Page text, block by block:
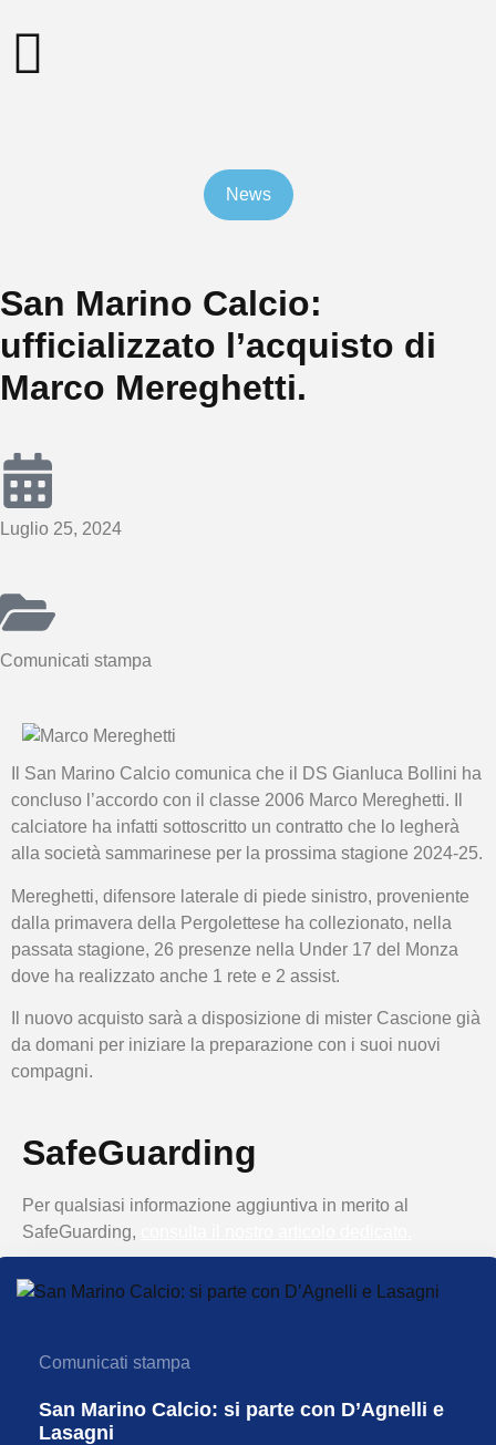
News
San Marino Calcio:
ufficializzato l’acquisto di
Marco Mereghetti.
Luglio 25, 2024
Comunicati stampa
Il San Marino Calcio comunica che il DS Gianluca Bollini ha
concluso l’accordo con il classe 2006 Marco Mereghetti. Il
calciatore ha infatti sottoscritto un contratto che lo legherà
alla società sammarinese per la prossima stagione 2024-25.
Mereghetti, difensore laterale di piede sinistro, proveniente
dalla primavera della Pergolettese ha collezionato, nella
passata stagione, 26 presenze nella Under 17 del Monza
dove ha realizzato anche 1 rete e 2 assist.
Il nuovo acquisto sarà a disposizione di mister Cascione già
da domani per iniziare la preparazione con i suoi nuovi
compagni.
SafeGuarding
Per qualsiasi informazione aggiuntiva in merito al
SafeGuarding,
Comunicati stampa
San Marino Calcio: si parte con D’Agnelli e
Lasagni